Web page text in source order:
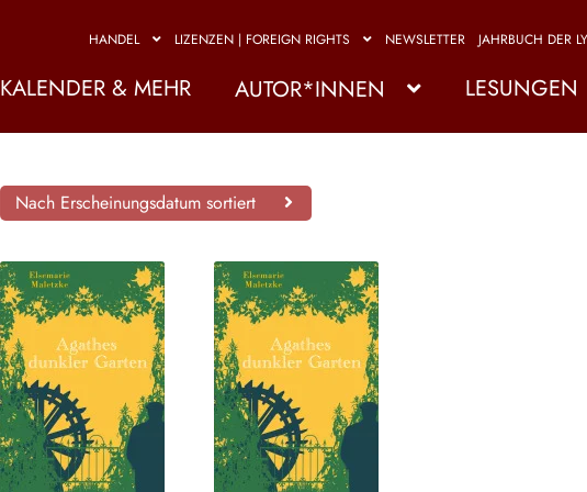
HANDEL LIZENZEN | FOREIGN RIGHTS NEWSLETTER JAHRBUCH DER
KALENDER & MEHR AUTOR*INNEN LESUNGEN
Nach Erscheinungsdatum sortiert